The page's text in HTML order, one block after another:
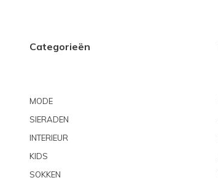
Categorieën
MODE
SIERADEN
INTERIEUR
KIDS
SOKKEN